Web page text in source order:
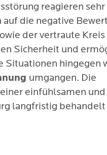
reagieren sehr
die negative
der vertraute Kreis
Sicherheit und
Situationen hingegen
umgangen. Die
einfühlsamen und
langfristig behandelt